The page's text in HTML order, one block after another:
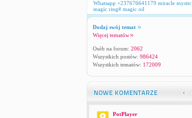
Whatsapp +237676641179 miracle mystic
magic ring# magic oil
Dodaj swój temat
Więcej tematów
Osób na forum: 2062
Wszystkich postów: 986424
Wszystkich tematów: 172009
PotPlayer